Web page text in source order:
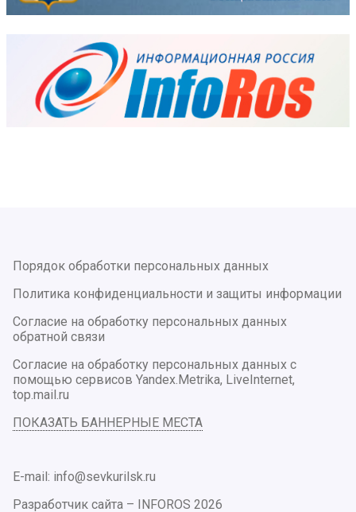
Порядок обработки персональных данных
Политика конфиденциальности и защиты информации
Согласие на обработку персональных данных
обратной связи
Согласие на обработку персональных данных с
помощью сервисов Yandex.Metrika, LiveInternet,
top.mail.ru
ПОКАЗАТЬ БАННЕРНЫЕ МЕСТА
E-mail: info@sevkurilsk.ru
Разработчик сайта –
INFOROS 2026